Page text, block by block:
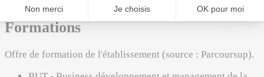
Formations
Offre de formation de l'établissement (source : Parcoursup).